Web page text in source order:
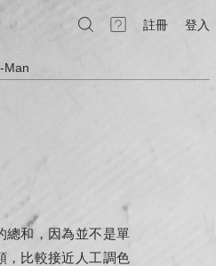
註冊 登入
Man
和，因為並不是單
，比較接近人工調色